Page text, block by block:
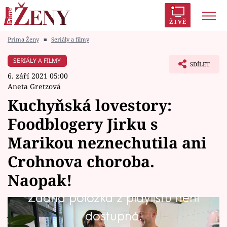
ŽIVĚ
Módní alarm
Témata
Celebrity
Vztahy
Seriály
Prima Ženy ■ Seriály a filmy
SERIÁLY A FILMY
6. září 2021 05:00
Aneta Gretzová
SDÍLET
Kuchyňská lovestory:
Foodblogery Jirku s
Marikou neznechutila ani
Crohnova choroba.
Naopak!
Žádná položka z playlistu není
dostupná.
Jiřího a Mariku Kučovi v manželství spojuje